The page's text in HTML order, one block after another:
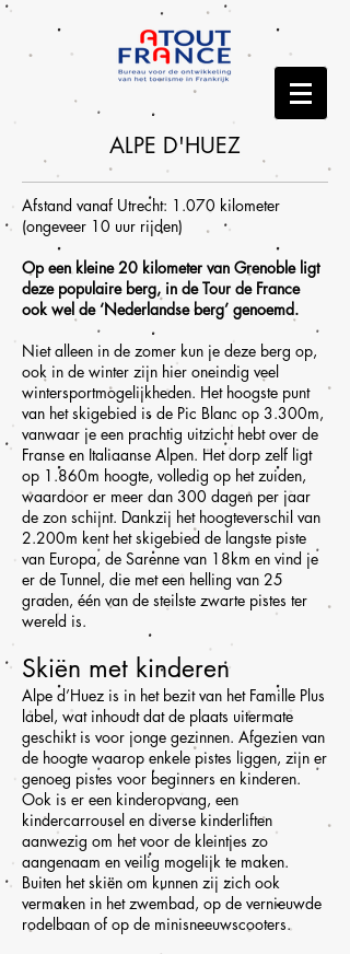
ALPE D'HUEZ
Afstand vanaf Utrecht: 1.070 kilometer
(ongeveer 10 uur rijden)
Op een kleine 20 kilometer van Grenoble ligt
deze populaire berg, in de Tour de France
ook wel de ‘Nederlandse berg’ genoemd.
Niet alleen in de zomer kun je deze berg op,
ook in de winter zijn hier oneindig veel
wintersportmogelijkheden. Het hoogste punt
van het skigebied is de Pic Blanc op 3.300m,
vanwaar je een prachtig uitzicht hebt over de
Franse en Italiaanse Alpen. Het dorp zelf ligt
op 1.860m hoogte, volledig op het zuiden,
waardoor er meer dan 300 dagen per jaar
de zon schijnt. Dankzij het hoogteverschil van
2.200m kent het skigebied de langste piste
van Europa, de Sarenne van 18km en vind je
er de Tunnel, die met een helling van 25
graden, één van de steilste zwarte pistes ter
wereld is.
Skiën met kinderen
Alpe d’Huez is in het bezit van het Famille Plus
label, wat inhoudt dat de plaats uitermate
geschikt is voor jonge gezinnen. Afgezien van
de hoogte waarop enkele pistes liggen, zijn er
genoeg pistes voor beginners en kinderen.
Ook is er een kinderopvang, een
kindercarrousel en diverse kinderliften
aanwezig om het voor de kleintjes zo
aangenaam en veilig mogelijk te maken.
Buiten het skiën om kunnen zij zich ook
vermaken in het zwembad, op de vernieuwde
rodelbaan of op de minisneeuwscooters.